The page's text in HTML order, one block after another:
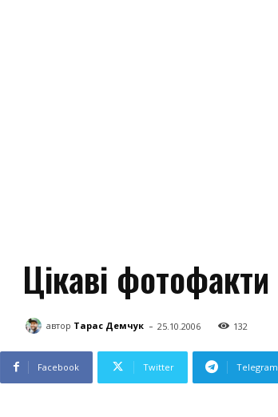
Цікаві фотофакти
автор Тарас Демчук - 25.10.2006 132
Facebook Twitter Telegram